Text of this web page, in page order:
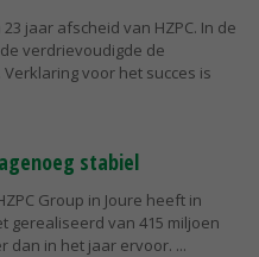
jaar afscheid van HZPC. In de
verdrievoudigde de
voor het succes is
stabiel
Group in Joure heeft in
gerealiseerd van 415 miljoen
dan in het jaar ervoor.